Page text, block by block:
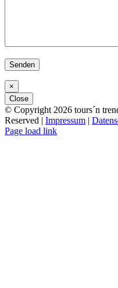
×
Close
© Copyright 2026 tours´n
Reserved | Impressum |
Facebook
X
Vimeo
Instagram
Page load link